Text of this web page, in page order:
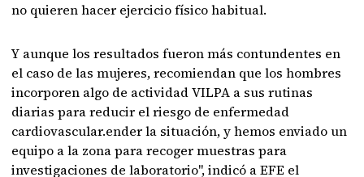
no quieren hacer ejercicio físico habitual.
Y aunque los resultados fueron más contundentes en
el caso de las mujeres, recomiendan que los hombres
incorporen algo de actividad VILPA a sus rutinas
diarias para reducir el riesgo de enfermedad
cardiovascular.ender la situación, y hemos enviado un
equipo a la zona para recoger muestras para
investigaciones de laboratorio", indicó a EFE el